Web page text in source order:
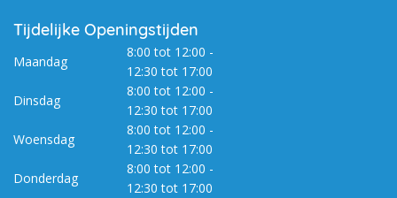
Tijdelijke Openingstijden
Maandag
8:00 tot 12:00 -
12:30 tot 17:00
Dinsdag
8:00 tot 12:00 -
12:30 tot 17:00
Woensdag
8:00 tot 12:00 -
12:30 tot 17:00
Donderdag
8:00 tot 12:00 -
12:30 tot 17:00